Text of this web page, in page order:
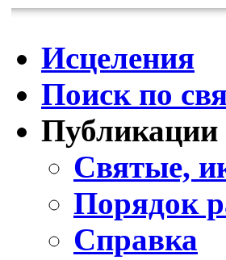
Исцеления
Поиск по
Публикации
Святые,
Порядок
Справка